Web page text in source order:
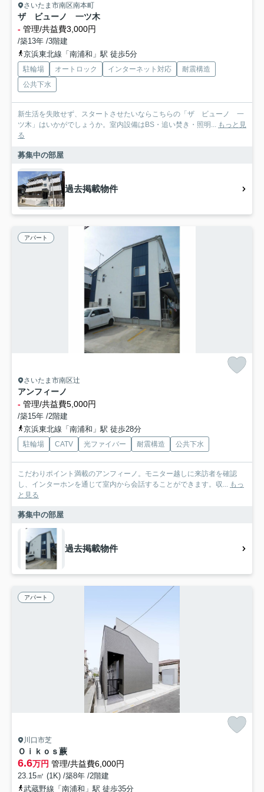
さいたま市南区南本町
ザ ビューノ 一ツ木
- 管理/共益費3,000円
/築13年 /3階建
京浜東北線「南浦和」駅 徒歩5分
駐輪場 オートロック インターネット対応
耐震構造
公共下水
新生活を失敗せず、スタートさせたいならこちらの「ザ ビューノ 一
ツ木」はいかがでしょうか。室内設備はBS・追い焚き・照明... もっと見
る
募集中の部屋
過去掲載物件
アパート
さいたま市南区辻
アンフィーノ
- 管理/共益費5,000円
/築15年 /2階建
京浜東北線「南浦和」駅 徒歩28分
駐輪場 CATV 光ファイバー 耐震構造 公共下水
こだわりポイント満載のアンフィーノ。モニター越しに来訪者を確認
し、インターホンを通じて室内から会話することができます。収... もっ
と見る
募集中の部屋
過去掲載物件
アパート
川口市芝
Ｏｉｋｏｓ蕨
6.6万円 管理/共益費6,000円
23.15㎡ (1K) /築8年 /2階建
武蔵野線「南浦和」駅 徒歩35分